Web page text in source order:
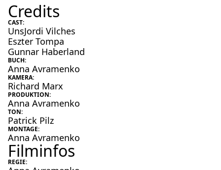
Credits
CAST:
UnsJordi Vilches
Eszter Tompa
Gunnar Haberland
BUCH:
Anna Avramenko
KAMERA:
Richard Marx
PRODUKTION:
Anna Avramenko
TON:
Patrick Pilz
MONTAGE:
Anna Avramenko
Filminfos
REGIE: